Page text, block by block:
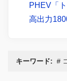
PHEV「
高出力
キーワード: